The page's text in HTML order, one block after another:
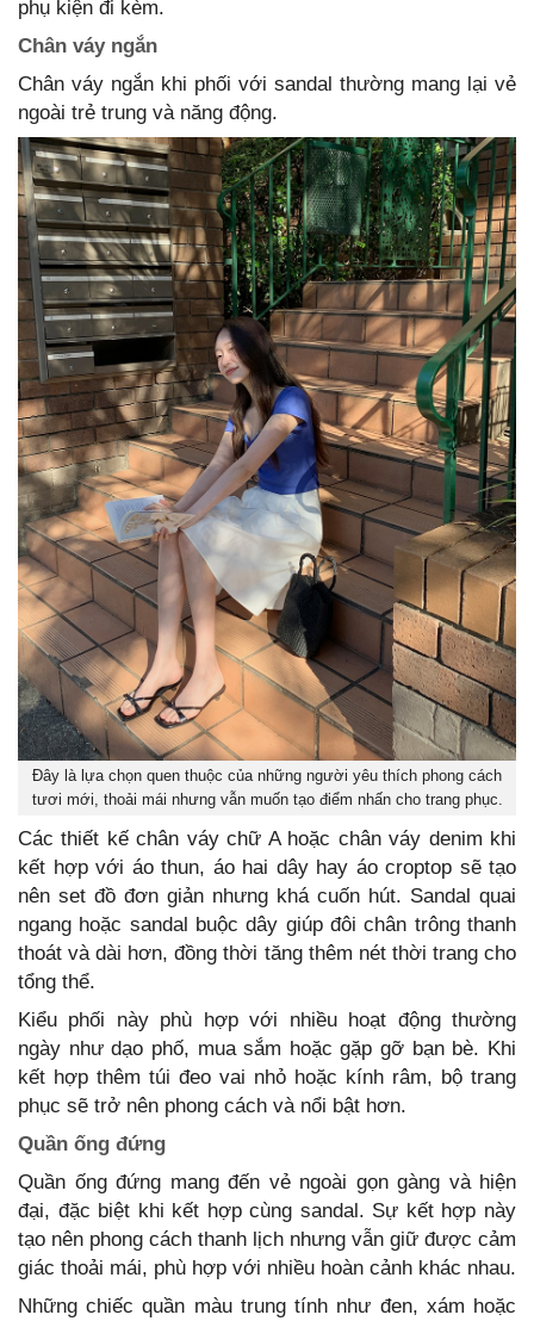
phụ kiện đi kèm.
Chân váy ngắn
Chân váy ngắn khi phối với sandal thường mang lại vẻ
ngoài trẻ trung và năng động.
Đây là lựa chọn quen thuộc của những người yêu thích phong cách
tươi mới, thoải mái nhưng vẫn muốn tạo điểm nhấn cho trang phục.
Các thiết kế chân váy chữ A hoặc chân váy denim khi
kết hợp với áo thun, áo hai dây hay áo croptop sẽ tạo
nên set đồ đơn giản nhưng khá cuốn hút. Sandal quai
ngang hoặc sandal buộc dây giúp đôi chân trông thanh
thoát và dài hơn, đồng thời tăng thêm nét thời trang cho
tổng thể.
Kiểu phối này phù hợp với nhiều hoạt động thường
ngày như dạo phố, mua sắm hoặc gặp gỡ bạn bè. Khi
kết hợp thêm túi đeo vai nhỏ hoặc kính râm, bộ trang
phục sẽ trở nên phong cách và nổi bật hơn.
Quần ống đứng
Quần ống đứng mang đến vẻ ngoài gọn gàng và hiện
đại, đặc biệt khi kết hợp cùng sandal. Sự kết hợp này
tạo nên phong cách thanh lịch nhưng vẫn giữ được cảm
giác thoải mái, phù hợp với nhiều hoàn cảnh khác nhau.
Những chiếc quần màu trung tính như đen, xám hoặc